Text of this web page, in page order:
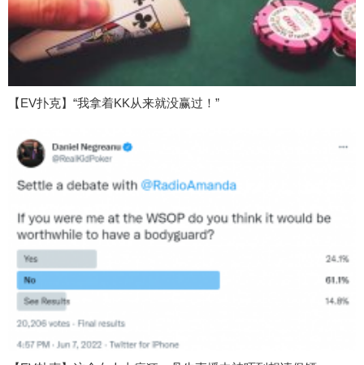
【EV扑克】“我拿着KK从来就没赢过！”